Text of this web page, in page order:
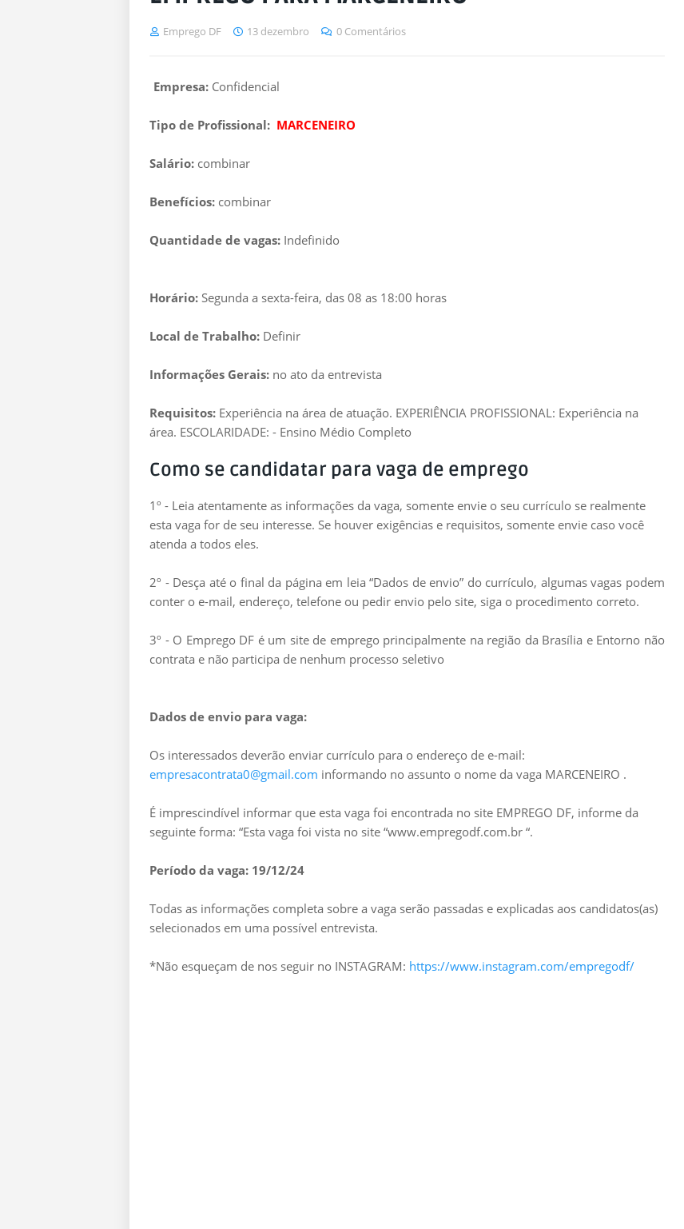
Emprego DF 13 dezembro 0 Comentários
Empresa: Confidencial
Tipo de Profissional: MARCENEIRO
Salário: combinar
Benefícios: combinar
Quantidade de vagas: Indefinido
Horário: Segunda a sexta-feira, das 08 as 18:00 horas
Local de Trabalho: Definir
Informações Gerais: no ato da entrevista
Requisitos: Experiência na área de atuação. EXPERIÊNCIA PROFISSIONAL: Experiência na
área. ESCOLARIDADE: - Ensino Médio Completo
Como se candidatar para vaga de emprego
1º - Leia atentamente as informações da vaga, somente envie o seu currículo se realmente
esta vaga for de seu interesse. Se houver exigências e requisitos, somente envie caso você
atenda a todos eles.
2º - Desça até o final da página em leia “Dados de envio” do currículo, algumas vagas podem
conter o e-mail, endereço, telefone ou pedir envio pelo site, siga o procedimento correto.
3º - O Emprego DF é um site de emprego principalmente na região da Brasília e Entorno não
contrata e não participa de nenhum processo seletivo
Dados de envio para vaga:
Os interessados deverão enviar currículo para o endereço de e-mail:
empresacontrata0@gmail.com informando no assunto o nome da vaga MARCENEIRO .
É imprescindível informar que esta vaga foi encontrada no site EMPREGO DF, informe da
seguinte forma: “Esta vaga foi vista no site “www.empregodf.com.br “.
Período da vaga: 19/12/24
Todas as informações completa sobre a vaga serão passadas e explicadas aos candidatos(as)
selecionados em uma possível entrevista.
*Não esqueçam de nos seguir no INSTAGRAM: https://www.instagram.com/empregodf/